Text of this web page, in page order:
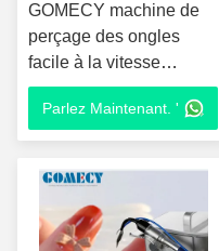
GOMECY machine de
perçage des ongles
facile à la vitesse
nominale 5000rpm Max-
40000rpm Max soin des
ongles de précision pour
les professionnels
Parlez Maintenant. '